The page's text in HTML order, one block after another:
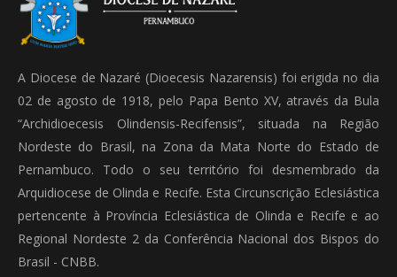
A Diocese de Nazaré (Dioecesis Nazarensis) foi erigida no dia
02 de agosto de 1918, pelo Papa Bento XV, através da Bula
“Archidioecesis Olindensis-Recifensis”, situada na Região
Nordeste do Brasil, na Zona da Mata Norte do Estado de
Pernambuco. Todo o seu território foi desmembrado da
Arquidiocese de Olinda e Recife. Esta Circunscrição Eclesiástica
pertencente à Província Eclesiástica de Olinda e Recife e ao
Regional Nordeste 2 da Conferência Nacional dos Bispos do
Brasil - CNBB.